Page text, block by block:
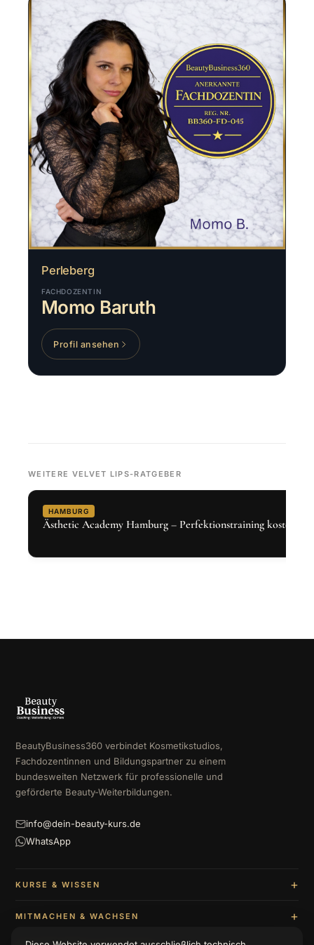
Perleberg
FACHDOZENTIN
Momo Baruth
Profil ansehen
WEITERE VELVET LIPS-RATGEBER
HAMBURG
Ästhetic Academy Hamburg – Perfektionstraining kostenlos
BeautyBusiness360 verbindet Kosmetikstudios,
Fachdozentinnen und Bildungspartner zu einem
bundesweiten Netzwerk für professionelle und
geförderte Beauty-Weiterbildungen.
info@dein-beauty-kurs.de
WhatsApp
KURSE & WISSEN
MITMACHEN & WACHSEN